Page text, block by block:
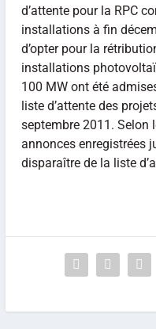
d’attente pour la RPC
installations à fin
d’opter pour la
installations
100 MW ont été
liste d’attente des
septembre 2011. Selon
annonces enregistrées
disparaître de la liste